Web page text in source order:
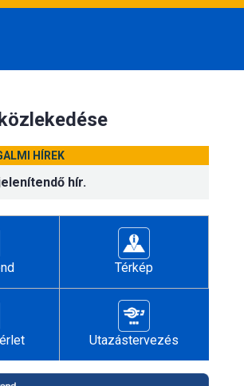
HÍREK
hír.
Térkép
Utazástervezés